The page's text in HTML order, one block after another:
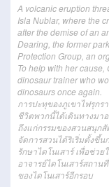
A volcanic eruption
Isla Nublar, where the
after the demise of an
Dearing, the former
Protection Group, an
To help with her
dinosaur trainer who
dinosaurs once again.
การปะทุของภูเขาไฟรุกร
ชีวิตพวกนี้ได้เดินทางมา
ถึงแก่กรรมของสวนสนุกสั
จัดการสวนได้ริเริ่มตั้งขึ้น
รักษาไดโนเสาร์ เพื่อช่วย
อาจารย์ไดโนเสาร์สถาน
ของไดโนเสาร์อีกรอบ